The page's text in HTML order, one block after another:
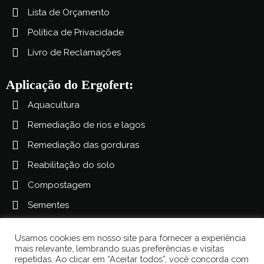
Lista de Orçamento
Política de Privacidade
Livro de Reclamações
Aplicação do Ergofert:
Aquacultura
Remediação de rios e lagos
Remediação das gorduras
Reabilitação do solo
Compostagem
Sementes
Agricultura
Usamos cookies em nosso site para fornecer a experiência
mais relevante, lembrando suas preferências e visitas
repetidas. Ao clicar em “Aceitar todos”, você concorda com